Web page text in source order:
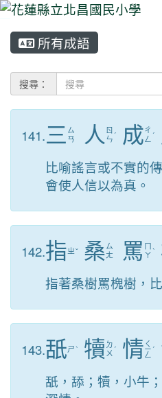
所有成語
搜尋：
141.三 ㄙ
ㄢ
人 ㄖ
ㄣ ˊ 成ㄔ
ㄥ ˊ
比喻謠言或不實的
會使人信以為真。
142.指ㄓˇ 桑ㄙ
ㄤ
罵 ㄇ
ㄚˋ
指著桑樹罵槐樹，
143.舐ㄕˋ 犢 ㄉ
ㄨ ˊ 情 ㄑ
ㄧ
ㄥ
ˊ
舐，舔；犢，小牛